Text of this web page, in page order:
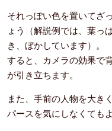
それっぽい色を置いてざ
ょう（解説例では、葉っ
き、ぼかしています）。
すると、カメラの効果で
が引き立ちます。
また、手前の人物を大き
パースを気にしなくても